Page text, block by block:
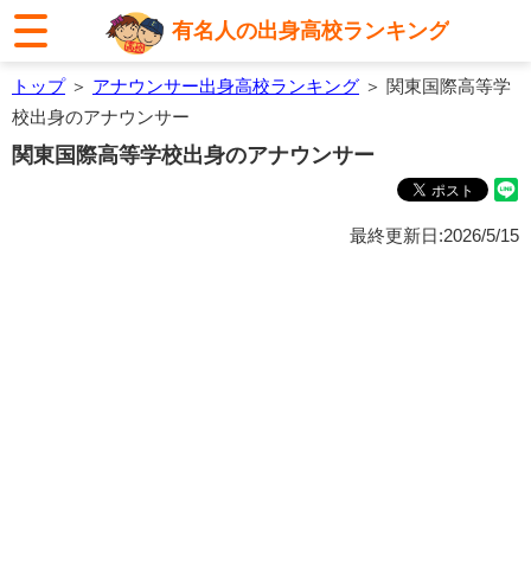
有名人の出身高校ランキング
トップ＞ アナウンサー出身高校ランキング ＞ 関東国際高等学
校出身のアナウンサー
関東国際高等学校出身のアナウンサー
最終更新日:2026/5/15